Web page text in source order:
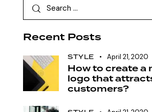
Recent Posts
STYLE April 21, 2020
How to create a
logo that
customers?